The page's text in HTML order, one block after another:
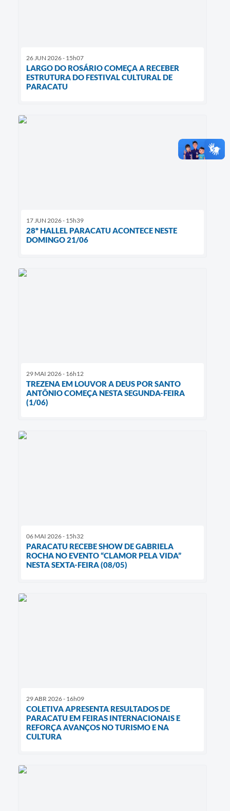
26 JUN 2026 - 15h07
LARGO DO ROSÁRIO COMEÇA A RECEBER
ESTRUTURA DO FESTIVAL CULTURAL DE
PARACATU
17 JUN 2026 - 15h39
28º HALLEL PARACATU ACONTECE NESTE
DOMINGO 21/06
29 MAI 2026 - 16h12
TREZENA EM LOUVOR A DEUS POR SANTO
ANTÔNIO COMEÇA NESTA SEGUNDA-FEIRA
(1/06)
06 MAI 2026 - 15h32
PARACATU RECEBE SHOW DE GABRIELA
ROCHA NO EVENTO “CLAMOR PELA VIDA”
NESTA SEXTA-FEIRA (08/05)
29 ABR 2026 - 16h09
COLETIVA APRESENTA RESULTADOS DE
PARACATU EM FEIRAS INTERNACIONAIS E
REFORÇA AVANÇOS NO TURISMO E NA
CULTURA